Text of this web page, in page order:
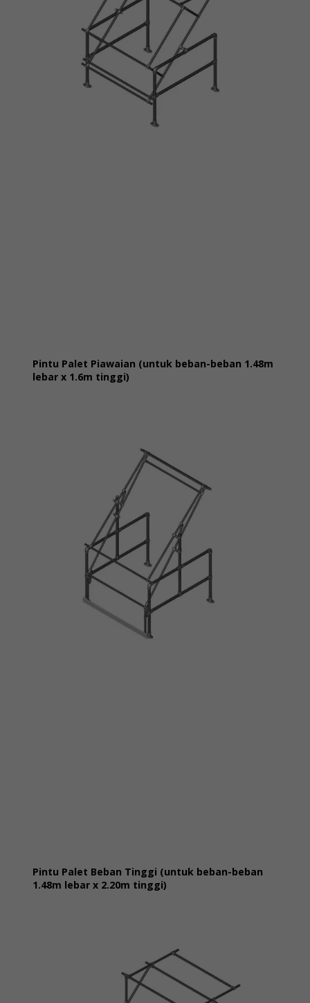
Pintu Palet Piawaian (untuk beban-beban 1.48m
lebar x 1.6m tinggi)
Pintu Palet Beban Tinggi (untuk beban-beban
1.48m lebar x 2.20m tinggi)